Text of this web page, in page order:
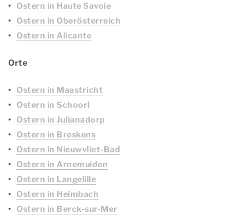
Ostern in Haute Savoie
Ostern in Oberösterreich
Ostern in Alicante
Orte
Ostern in Maastricht
Ostern in Schoorl
Ostern in Julianadorp
Ostern in Breskens
Ostern in Nieuwvliet-Bad
Ostern in Arnemuiden
Ostern in Langelille
Ostern in Heimbach
Ostern in Berck-sur-Mer